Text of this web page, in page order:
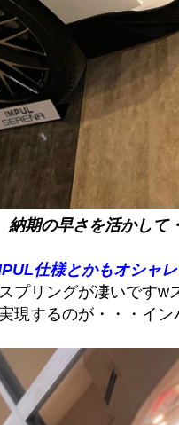
納期の早さを活かして
仕様とかもオシャ
プリングが凄いですw
現するのが・・・イ